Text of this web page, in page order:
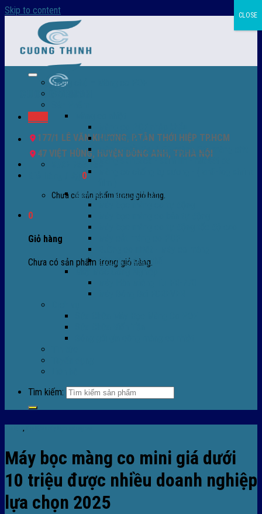
Skip to content
177/1 LÊ VĂN KHƯƠNG, P.TÂN THỚI HIỆP TP.HCM
47 VIỆT HÙNG, HUYỆN ĐÔNG ANH, TP.HÀ NỘI
0932 756 950
0
Chưa có sản phẩm trong giỏ hàng.
0
Giỏ hàng
Chưa có sản phẩm trong giỏ hàng.
Trang chủ – Màng co POF
Màng co PVC
Màng quấn PALLET- màng PE- màng chit
Màng skinpack - skinfilm - hút sát da
Máy bọc màng co POF
Phụ tùng thay thế
Tìm kiếm:
,
Máy bọc màng co mini giá dưới
10 triệu được nhiều doanh nghiệp
lựa chọn 2025
CLOSE